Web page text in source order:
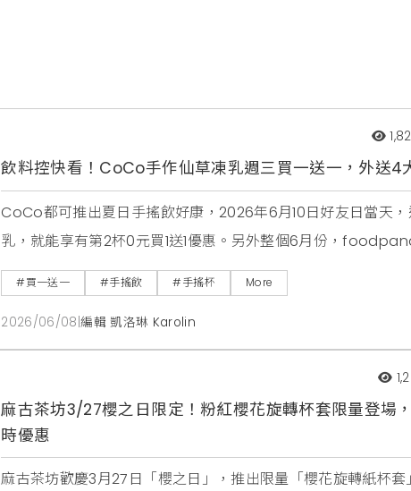
飲料控快看！CoCo手作仙草凍乳週三買一送一，外送4
CoCo都可推出夏日手搖飲好康，2026年6月10日好友日當天，
乳，就能享有第2杯0元買1送1優惠。另外整個6月份，
綠、芒果綠茶、四季珍椰青、粉角生椰拿鐵等4大品項買1送1，
消暑。
#買一送一 #手搖飲 #手搖杯 More
2026/06/08 |編輯 凱洛琳 Karolin
麻古茶坊3/27櫻之日限定！粉紅櫻花旋轉杯套限量登場
時優惠
麻古茶坊歡慶3月27日「櫻之日」，推出限量「櫻花旋轉紙杯